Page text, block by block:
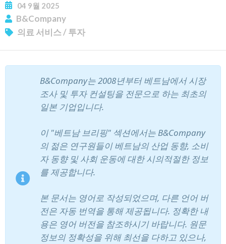
04 9월 2025
B&Company
의료 서비스/투자
B&Company는 2008년부터 베트남에서 시장
조사 및 투자 컨설팅을 전문으로 하는 최초의
일본 기업입니다.
이 "베트남 브리핑" 섹션에서는 B&Company
의 젊은 연구원들이 베트남의 산업 동향, 소비
자 동향 및 사회 운동에 대한 시의적절한 정보
를 제공합니다.
본 문서는 영어로 작성되었으며, 다른 언어 버
전은 자동 번역을 통해 제공됩니다. 정확한 내
용은 영어 버전을 참조하시기 바랍니다. 원문
정보의 정확성을 위해 최선을 다하고 있으나,